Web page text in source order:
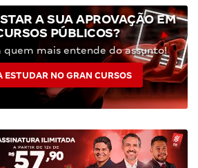
A SUA APROVAÇÃO EM
PÚBLICOS?
quem mais entende do assunto!
ESTUDAR NO GRAN CURSOS